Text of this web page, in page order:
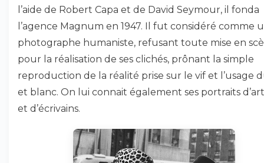
l’aide de Robert Capa et de David Seymour, il fonda
l’agence Magnum en 1947. Il fut considéré comme
photographe humaniste, refusant toute mise en
pour la réalisation de ses clichés, prônant la simple
reproduction de la réalité prise sur le vif et l’usage
et blanc. On lui connait également ses portraits
et d’écrivains.